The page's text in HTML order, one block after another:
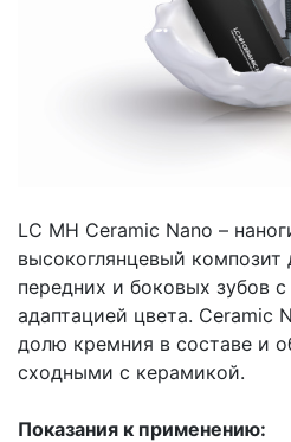
LC MH Ceramic Nano –
высокоглянцевый композит
передних и боковых зубов
адаптацией цвета. Ceramic
долю кремния в составе и
сходными с керамикой.
Показания к применению: